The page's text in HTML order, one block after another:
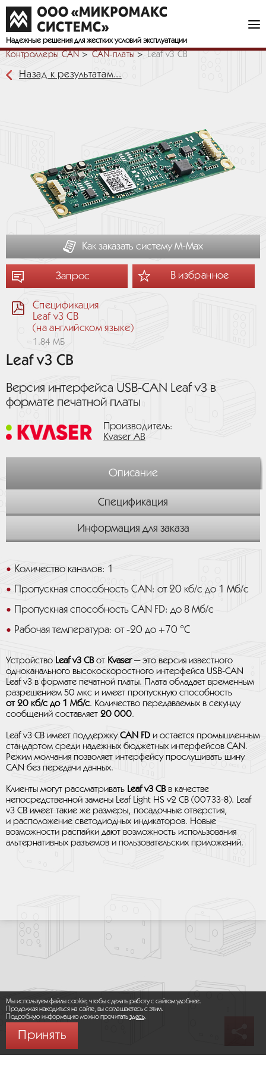
Надежные решения для жестких условий эксплуатации
Контроллеры CAN CAN-платы Leaf v3 CB
Назад к результатам...
Как заказать систему М-Мах
Запрос В избранное
Спецификация
Leaf v3 CB
(на английском языке)
1.84 МБ
Leaf v3 CB
Версия интерфейса USB-CAN Leaf v3 в
формате печатной платы
Производитель:
Kvaser AB
Описание
Спецификация
Информация для заказа
Количество каналов: 1
Пропускная способность CAN: от 20 кб/с до 1 Мб/с
Пропускная способность CAN FD: до 8 Мб/с
Рабочая температура: от -20 до +70 °C
Устройство Leaf v3 CBот Kvaser— это версия известного
одноканального высокоскоростного интерфейса USB-CAN
Leaf v3 в формате печатной платы. Плата обладает временным
разрешением 50 мкс и имеет пропускную способность
от 20 кб/с до 1 Мб/с. Количество передаваемых в секунду
сообщений составляет 20 000.
Leaf v3 CB имеет поддержку CAN FD и остается промышленным
стандартом среди надежных бюджетных интерфейсов CAN.
Режим молчания позволяет интерфейсу прослушивать шину
CAN без передачи данных.
Клиенты могут рассматривать Leaf v3 CBв качестве
непосредственной замены Leaf Light HS v2 CB (00733-8). Leaf
v3 CB имеет такие же размеры, посадочные отверстия,
и расположение светодиодных индикаторов. Новые
возможности распайки дают возможность использования
альтернативных разъемов и пользовательских приложений.
Мы используем файлы cookie, чтобы сделать работу с сайтом удобнее.
Продолжая находиться на сайте, вы соглашаетесь с этим.
Подробную информацию можно прочитатьздесь.
Принять